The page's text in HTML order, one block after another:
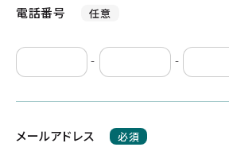
電話番号 任意
- -
メールアドレス 必須